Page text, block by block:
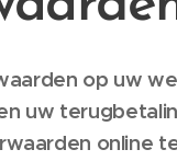
op uw
uw
online